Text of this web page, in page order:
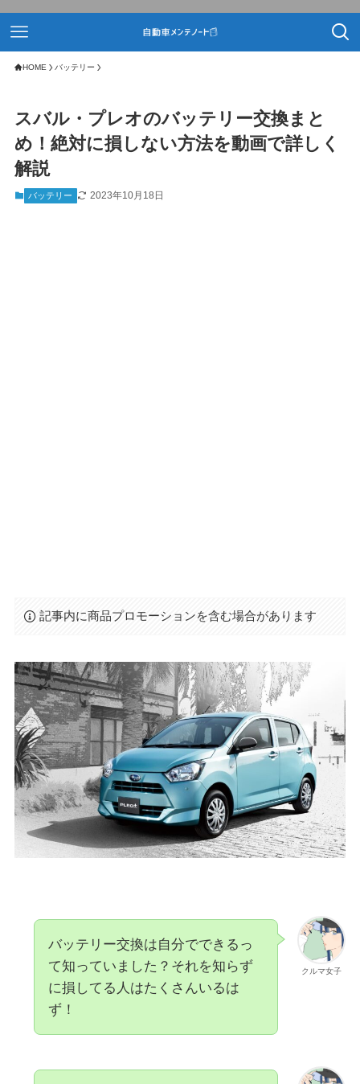
HOME バッテリー
スバル・プレオのバッテリー交換まと
め！絶対に損しない方法を動画で詳しく
解説
バッテリー 2023年10月18日
記事内に商品プロモーションを含む場合があります
クルマ女子
バッテリー交換は自分でできるっ
て知っていました？それを知らず
に損してる人はたくさんいるは
ず！